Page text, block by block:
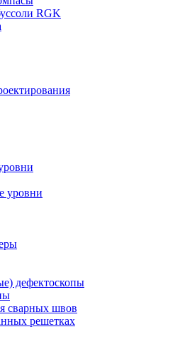
RGK
уровни
дефектоскопы
сварных швов
решетках